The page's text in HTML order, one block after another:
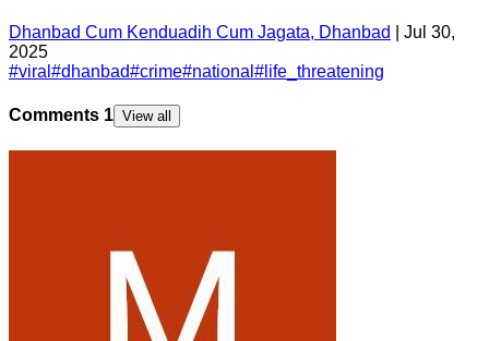
Dhanbad Cum Kenduadih Cum Jagata, Dhanbad
Jul 30,
2025
#viral #dhanbad#crime#national # life_threatening
Comments 1 View all